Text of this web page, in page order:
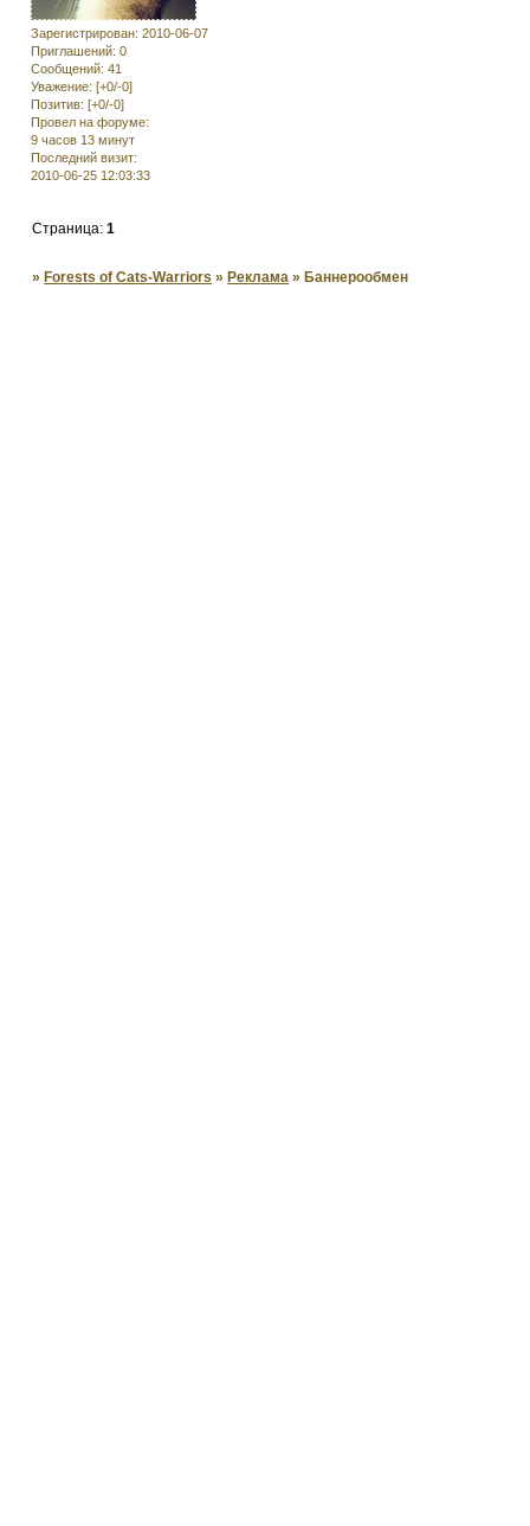
Зарегистрирован: 2010-06-07
Приглашений: 0
Сообщений: 41
Уважение: [+0/-0]
Позитив: [+0/-0]
Провел на форуме:
9 часов 13 минут
Последний визит:
2010-06-25 12:03:33
Страница:1
»Forests of Cats-Warriors »Реклама »Баннерообмен